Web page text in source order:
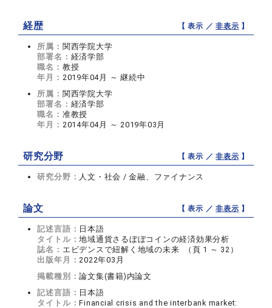
経歴 【 表示 ／非表示 】
所属： 関西学院大学
部署名： 経済学部
職名： 教授
年月： 2019年04月 ～ 継続中
所属： 関西学院大学
部署名： 経済学部
職名： 准教授
年月： 2014年04月 ～ 2019年03月
研究分野 【 表示 ／非表示 】
研究分野： 人文・社会 / 金融、ファイナンス
論文 【 表示 ／非表示 】
記述言語： 日本語
タイトル：地域通貨さるぼぼコインの経済効果分析
誌名： エビデンスで紐解く地域の未来 （頁 1 ～ 32）
出版年月：2022年03月
掲載種別：論文集(書籍)内論文
記述言語： 日本語
タイトル：Financial crisis and the interbank market: